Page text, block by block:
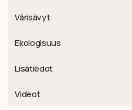
Värisävyt
Ekologisuus
Lisätiedot
Videot